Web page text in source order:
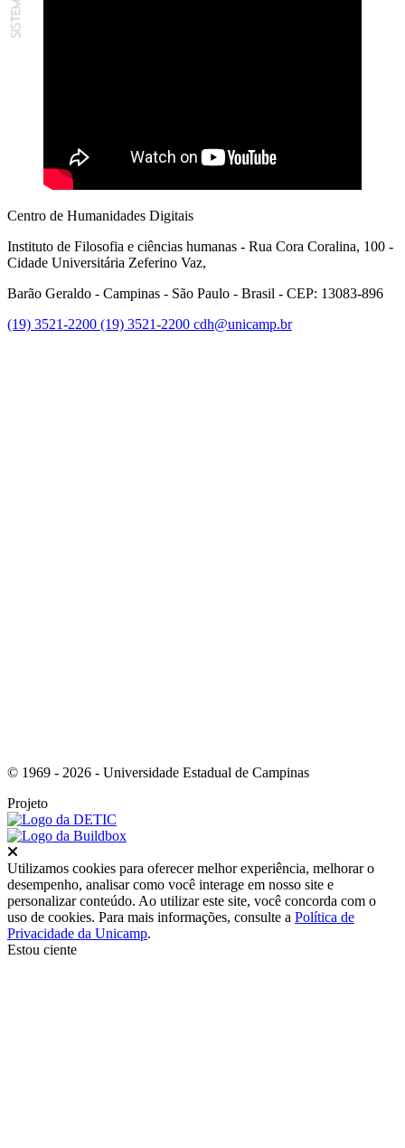
Centro de Humanidades Digitais
Instituto de Filosofia e ciências humanas - Rua Cora Coralina, 100 -
Cidade Universitária Zeferino Vaz,
Barão Geraldo - Campinas - São Paulo - Brasil - CEP: 13083-896
(19) 3521-2200 (19) 3521-2200 cdh@unicamp.br
© 1969 - 2026 - Universidade Estadual de Campinas
Projeto
Utilizamos cookies para oferecer melhor experiência, melhorar o
desempenho, analisar como você interage em nosso site e
personalizar conteúdo. Ao utilizar este site, você concorda com o
uso de cookies. Para mais informações, consulte a Política de
Privacidade da Unicamp.
Estou ciente